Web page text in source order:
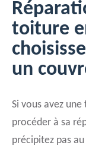
toiture
un
Si vous avez
procéder à sa
précipitez pas